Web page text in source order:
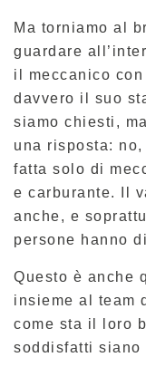
Ma torniamo al
guardare
il meccanico con
davvero il suo
siamo chiesti,
una risposta:
fatta solo di
e carburante. Il
anche, e
persone hanno
Questo è anche
insieme al team
come sta il loro
soddisfatti